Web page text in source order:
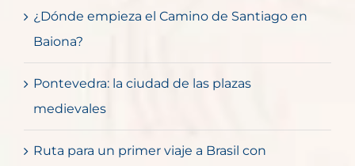
¿Dónde empieza el Camino de Santiago en
Baiona?
Pontevedra: la ciudad de las plazas
medievales
Ruta para un primer viaje a Brasil con